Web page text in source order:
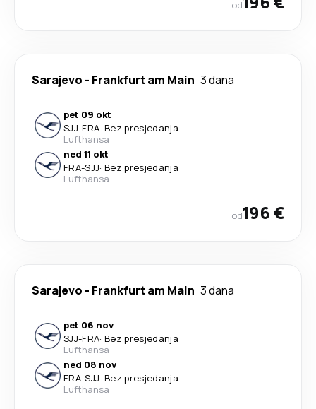
od
Sarajevo - Frankfurt am Main 3 dana
pet 09 okt
SJJ-FRA· Bez presjedanja
Lufthansa
ned 11 okt
FRA-SJJ· Bez presjedanja
Lufthansa
od196 €
Sarajevo - Frankfurt am Main 3 dana
pet 06 nov
SJJ-FRA· Bez presjedanja
Lufthansa
ned 08 nov
FRA-SJJ· Bez presjedanja
Lufthansa